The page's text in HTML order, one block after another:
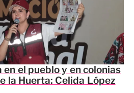
el pueblo y en colonias
la Huerta: Celida López